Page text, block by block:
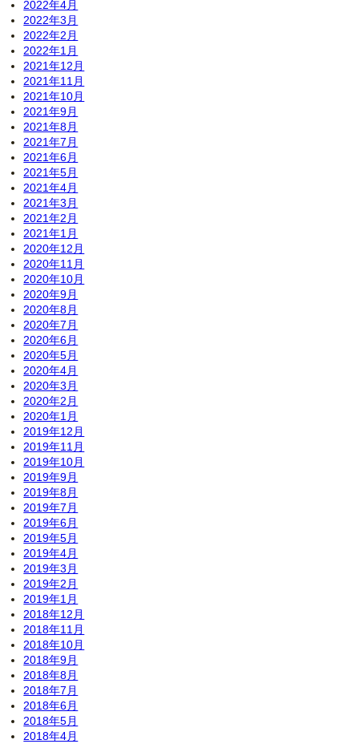
2022年4月
2022年3月
2022年2月
2022年1月
2021年12月
2021年11月
2021年10月
2021年9月
2021年8月
2021年7月
2021年6月
2021年5月
2021年4月
2021年3月
2021年2月
2021年1月
2020年12月
2020年11月
2020年10月
2020年9月
2020年8月
2020年7月
2020年6月
2020年5月
2020年4月
2020年3月
2020年2月
2020年1月
2019年12月
2019年11月
2019年10月
2019年9月
2019年8月
2019年7月
2019年6月
2019年5月
2019年4月
2019年3月
2019年2月
2019年1月
2018年12月
2018年11月
2018年10月
2018年9月
2018年8月
2018年7月
2018年6月
2018年5月
2018年4月